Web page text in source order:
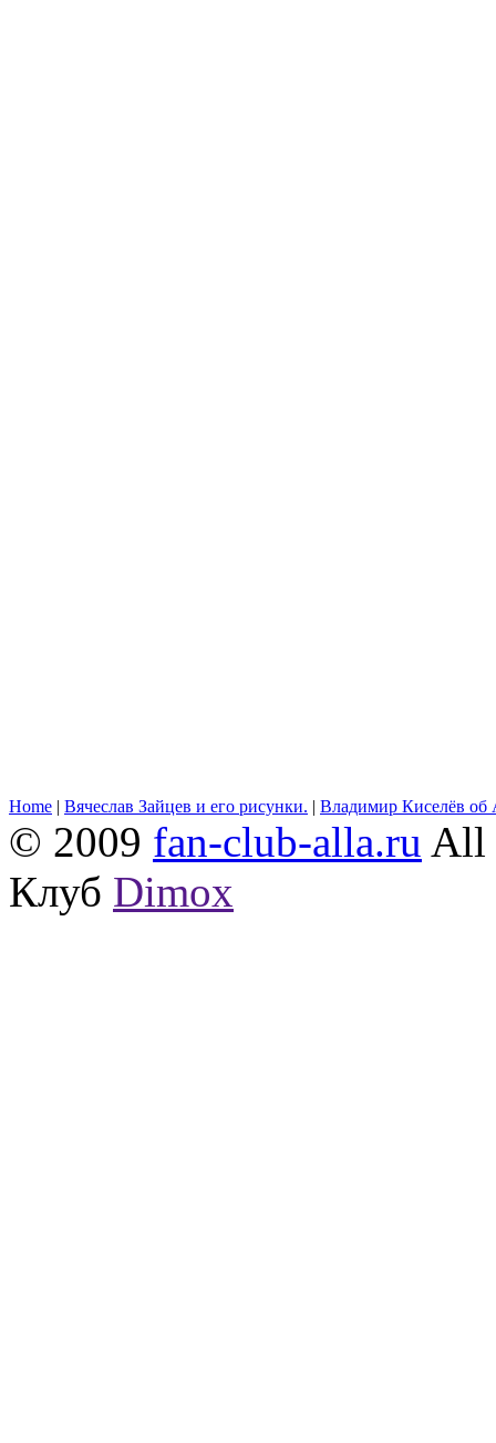
Home | Вячеслав Зайцев и его рисунки. | Владимир Киселёв об
© 2009 fan-club-alla.ru All
Клуб Dimox